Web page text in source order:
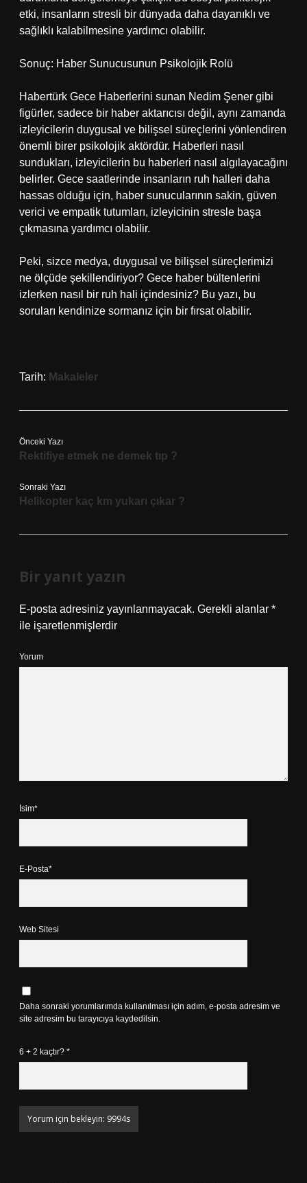
etki, insanların stresli bir dünyada daha dayanıklı ve
sağlıklı kalabilmesine yardımcı olabilir.
Sonuç: Haber Sunucusunun Psikolojik Rolü
Habertürk Gece Haberlerini sunan Nedim Şener gibi
figürler, sadece bir haber aktarıcısı değil, aynı zamanda
izleyicilerin duygusal ve bilişsel süreçlerini yönlendiren
önemli birer psikolojik aktördür. Haberleri nasıl
sundukları, izleyicilerin bu haberleri nasıl algılayacağını
belirler. Gece saatlerinde insanların ruh halleri daha
hassas olduğu için, haber sunucularının sakin, güven
verici ve empatik tutumları, izleyicinin stresle başa
çıkmasına yardımcı olabilir.
Peki, sizce medya, duygusal ve bilişsel süreçlerimizi
ne ölçüde şekillendiriyor? Gece haber bültenlerini
izlerken nasıl bir ruh hali içindesiniz? Bu yazı, bu
soruları kendinize sormanız için bir fırsat olabilir.
Tarih: Makaleler
Önceki Yazı
Rektifiye etmek ne demek tıp ?
Sonraki Yazı
Helikopter kaç km yukarı çıkar ?
Bir yanıt yazın
E-posta adresiniz yayınlanmayacak. Gerekli alanlar *
ile işaretlenmişlerdir
Yorum
İsim*
E-Posta*
Web Sitesi
Daha sonraki yorumlarımda kullanılması için adım, e-posta adresim ve
site adresim bu tarayıcıya kaydedilsin.
6 + 2 kaçtır? *